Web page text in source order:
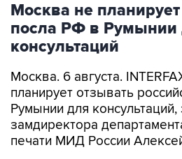
Москва не
посла РФ в Румынии
консультаций
Москва. 6 августа.
планирует отзывать
Румынии для консультаций,
замдиректора
печати МИД России